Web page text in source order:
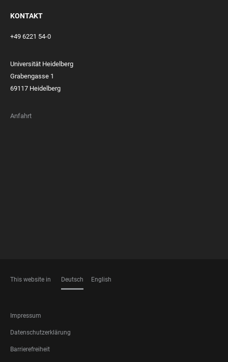
KONTAKT
+49 6221 54-0
Universität Heidelberg
Grabengasse 1
69117 Heidelberg
Anfahrt
This website in Deutsch English
FOOTER
LEGAL
Impressum
Datenschutzerklärung
Barrierefreiheit